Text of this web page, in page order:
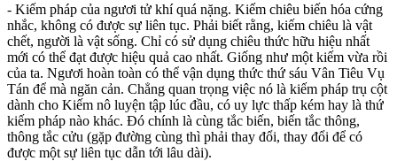
- Kiếm pháp của ngươi tử khí quá nặng. Kiếm chiêu biến hóa cứng
nhắc, không có được sự liên tục. Phải biết rằng, kiếm chiêu là vật
chết, người là vật sống. Chỉ có sử dụng chiêu thức hữu hiệu nhất
mới có thể đạt được hiệu quả cao nhất. Giống như một kiếm vừa rồi
của ta. Ngươi hoàn toàn có thể vận dụng thức thứ sáu Vân Tiêu Vụ
Tán để mà ngăn cản. Chẳng quan trọng việc nó là kiếm pháp trụ cột
dành cho Kiếm nô luyện tập lúc đầu, có uy lực thấp kém hay là thứ
kiếm pháp nào khác. Đó chính là cùng tắc biến, biến tắc thông,
thông tắc cửu (gặp đường cùng thì phải thay đổi, thay đổi để có
được một sự liên tục dẫn tới lâu dài).